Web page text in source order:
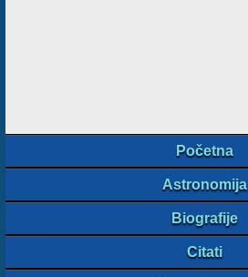
Početna
Astronomija
Biografije
Citati